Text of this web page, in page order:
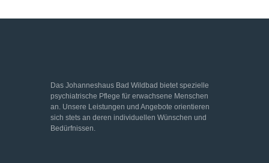
Das Johanneshaus Bad Wildbad bietet spezielle
psychiatrische Pflege für erwachsene Menschen
an. Unsere Leistungen und Angebote orientieren
sich stets an deren individuellen Wünschen und
Bedürfnissen.